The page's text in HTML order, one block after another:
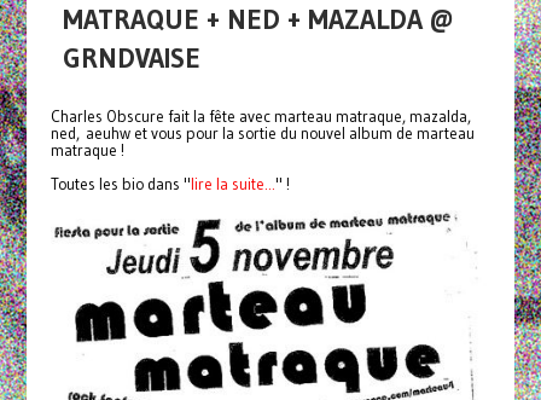
MATRAQUE + NED + MAZALDA @
GRNDVAISE
Charles Obscure fait la fête avec marteau matraque, mazalda,
ned, aeuhw et vous pour la sortie du nouvel album de marteau
matraque !
Toutes les bio dans "lire la suite..." !